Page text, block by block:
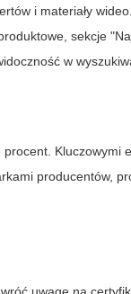
i materiały
sekcje
w
Kluczowymi
producentów,